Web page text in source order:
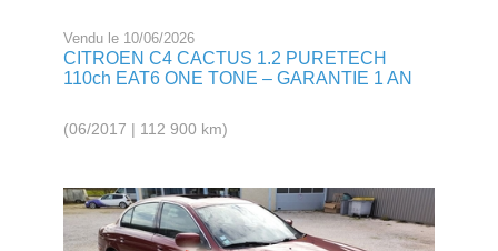
Vendu le 10/06/2026
CITROEN C4 CACTUS 1.2 PURETECH
110ch EAT6 ONE TONE – GARANTIE 1 AN
(06/2017 | 112 900 km)